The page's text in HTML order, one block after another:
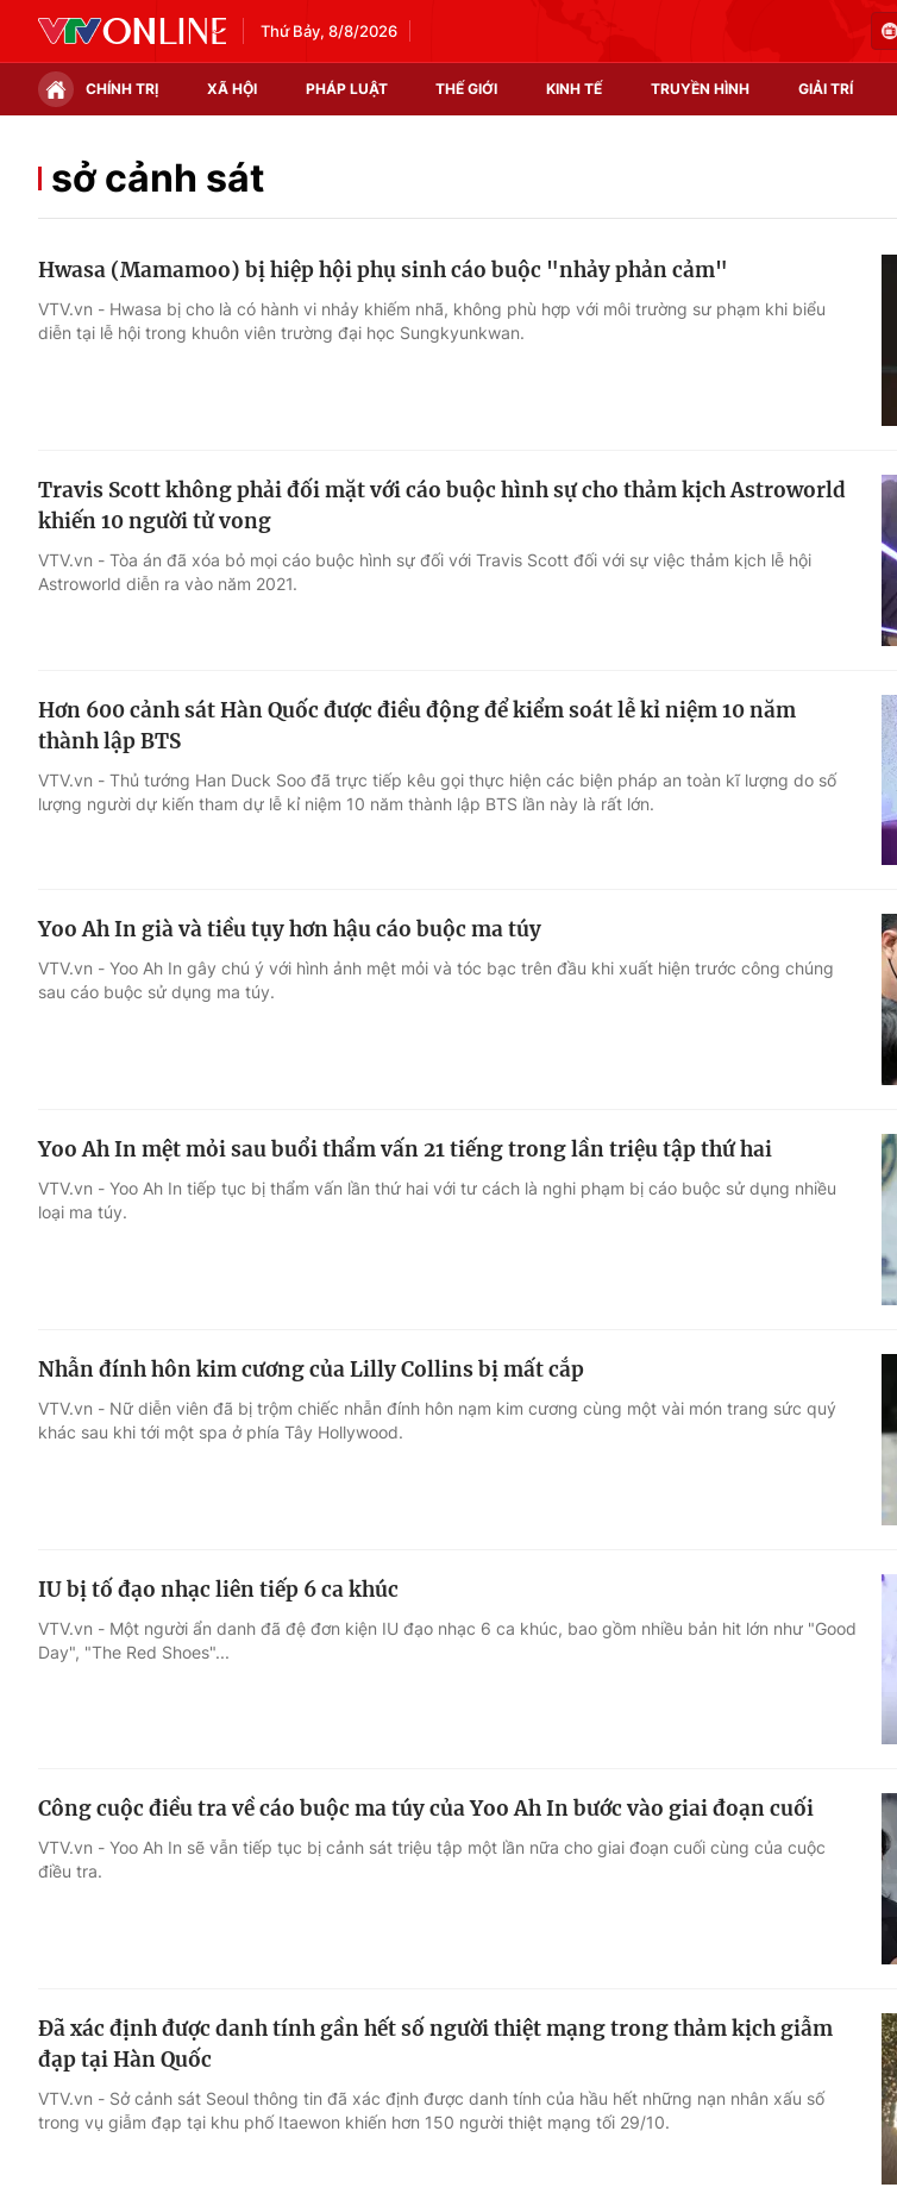
Thứ Bảy, 8/8/2026
CHÍNH TRỊ XÃ HỘI PHÁP LUẬT THẾ GIỚI KINH TẾ TRUYỀN HÌNH GIẢI TRÍ
Chính trị
Thế giới đó đây
Thị trường
Âm nhạc
Sao
Du lịch
Chất lượng cuộc sống
Tuyển sinh
sở cảnh sát
Hwasa (Mamamoo) bị hiệp hội phụ sinh cáo buộc "nhảy phản cảm"
VTV.vn - Hwasa bị cho là có hành vi nhảy khiếm nhã, không phù hợp với môi trường sư phạm khi biểu
diễn tại lễ hội trong khuôn viên trường đại học Sungkyunkwan.
Travis Scott không phải đối mặt với cáo buộc hình sự cho thảm kịch Astroworld
khiến 10 người tử vong
VTV.vn - Tòa án đã xóa bỏ mọi cáo buộc hình sự đối với Travis Scott đối với sự việc thảm kịch lễ hội
Astroworld diễn ra vào năm 2021.
Hơn 600 cảnh sát Hàn Quốc được điều động để kiểm soát lễ kỉ niệm 10 năm
thành lập BTS
VTV.vn - Thủ tướng Han Duck Soo đã trực tiếp kêu gọi thực hiện các biện pháp an toàn kĩ lượng do số
lượng người dự kiến tham dự lễ kỉ niệm 10 năm thành lập BTS lần này là rất lớn.
Yoo Ah In già và tiều tụy hơn hậu cáo buộc ma túy
VTV.vn - Yoo Ah In gây chú ý với hình ảnh mệt mỏi và tóc bạc trên đầu khi xuất hiện trước công chúng
sau cáo buộc sử dụng ma túy.
Yoo Ah In mệt mỏi sau buổi thẩm vấn 21 tiếng trong lần triệu tập thứ hai
VTV.vn - Yoo Ah In tiếp tục bị thẩm vấn lần thứ hai với tư cách là nghi phạm bị cáo buộc sử dụng nhiều
loại ma túy.
Nhẫn đính hôn kim cương của Lilly Collins bị mất cắp
VTV.vn - Nữ diễn viên đã bị trộm chiếc nhẫn đính hôn nạm kim cương cùng một vài món trang sức quý
khác sau khi tới một spa ở phía Tây Hollywood.
IU bị tố đạo nhạc liên tiếp 6 ca khúc
VTV.vn - Một người ẩn danh đã đệ đơn kiện IU đạo nhạc 6 ca khúc, bao gồm nhiều bản hit lớn như "Good
Day", "The Red Shoes"...
Công cuộc điều tra về cáo buộc ma túy của Yoo Ah In bước vào giai đoạn cuối
VTV.vn - Yoo Ah In sẽ vẫn tiếp tục bị cảnh sát triệu tập một lần nữa cho giai đoạn cuối cùng của cuộc
điều tra.
Đã xác định được danh tính gần hết số người thiệt mạng trong thảm kịch giẫm
đạp tại Hàn Quốc
VTV.vn - Sở cảnh sát Seoul thông tin đã xác định được danh tính của hầu hết những nạn nhân xấu số
trong vụ giẫm đạp tại khu phố Itaewon khiến hơn 150 người thiệt mạng tối 29/10.